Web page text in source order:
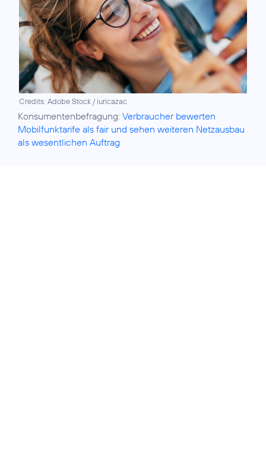
Credits: Adobe Stock / iuricazac
Konsumentenbefragung: Verbraucher bewerten
Mobilfunktarife als fair und sehen weiteren Netzausbau
als wesentlichen Auftrag